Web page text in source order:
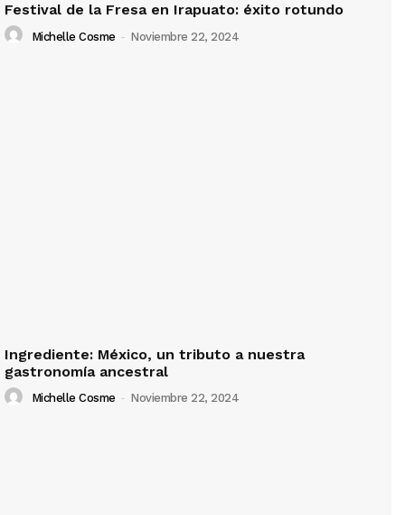
Festival de la Fresa en Irapuato: éxito rotundo
Michelle Cosme - Noviembre 22, 2024
Ingrediente: México, un tributo a nuestra
gastronomía ancestral
Michelle Cosme - Noviembre 22, 2024